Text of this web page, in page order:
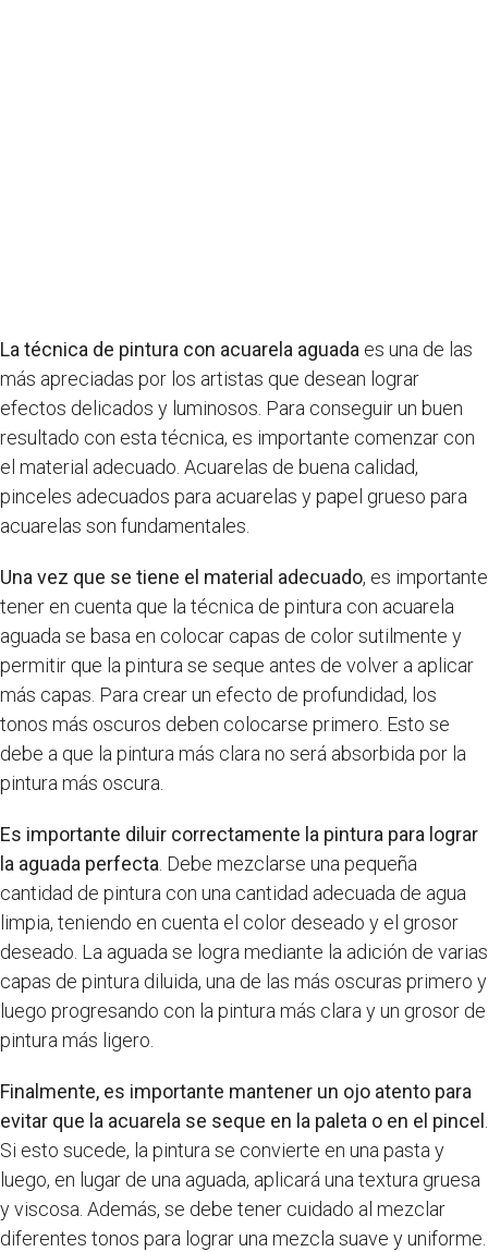
La técnica de pintura con acuarela aguada es una de las
más apreciadas por los artistas que desean lograr
efectos delicados y luminosos. Para conseguir un buen
resultado con esta técnica, es importante comenzar con
el material adecuado. Acuarelas de buena calidad,
pinceles adecuados para acuarelas y papel grueso para
acuarelas son fundamentales.
Una vez que se tiene el material adecuado, es importante
tener en cuenta que la técnica de pintura con acuarela
aguada se basa en colocar capas de color sutilmente y
permitir que la pintura se seque antes de volver a aplicar
más capas. Para crear un efecto de profundidad, los
tonos más oscuros deben colocarse primero. Esto se
debe a que la pintura más clara no será absorbida por la
pintura más oscura.
Es importante diluir correctamente la pintura para lograr
la aguada perfecta. Debe mezclarse una pequeña
cantidad de pintura con una cantidad adecuada de agua
limpia, teniendo en cuenta el color deseado y el grosor
deseado. La aguada se logra mediante la adición de varias
capas de pintura diluida, una de las más oscuras primero y
luego progresando con la pintura más clara y un grosor de
pintura más ligero.
Finalmente, es importante mantener un ojo atento para
evitar que la acuarela se seque en la paleta o en el pincel .
Si esto sucede, la pintura se convierte en una pasta y
luego, en lugar de una aguada, aplicará una textura gruesa
y viscosa. Además, se debe tener cuidado al mezclar
diferentes tonos para lograr una mezcla suave y uniforme.